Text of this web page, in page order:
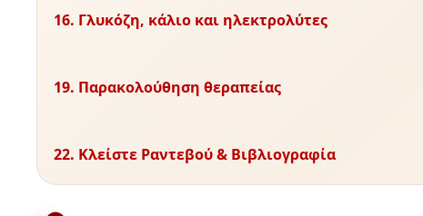
16. Γλυκόζη, κάλιο και ηλεκτρολύτες
19. Παρακολούθηση θεραπείας
22. Κλείστε Ραντεβού & Βιβλιογραφία